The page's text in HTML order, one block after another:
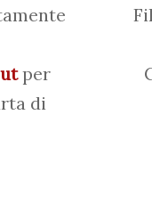
per
di